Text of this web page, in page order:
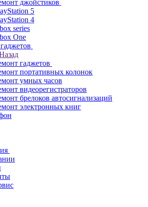
джойстиков
5
4
series
One
гаджетов
портативных колонок
умных часов
видеорегистраторов
брелоков автосигнализаций
электронных книг